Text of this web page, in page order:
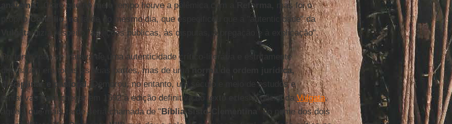
anátema”. Claro que no meio tempo houve a polêmica com a Reforma,
mas foi o
próprioConcílio, na tarde do mesmo dia, que especificou que a "autenticidade" da
Vulgata dizia respeito "às lições públicas, às disputas, à pregação e à explicação".
Portanto, não se tratava de uma autenticidade crítico-literária e estritamente
dogmática em todas as suas partes, mas de uma
norma de ordem jurídica,
disciplinar e pastoral. Demorou, no entanto, um século e meio de estudos e
tentativas para chegar em 1592 à edição definitiva do texto eclesial oficial da Vulgata,
aquela que mais tarde seria chamada de "Bíblia Sisto-Clementina
" do nome dos dois